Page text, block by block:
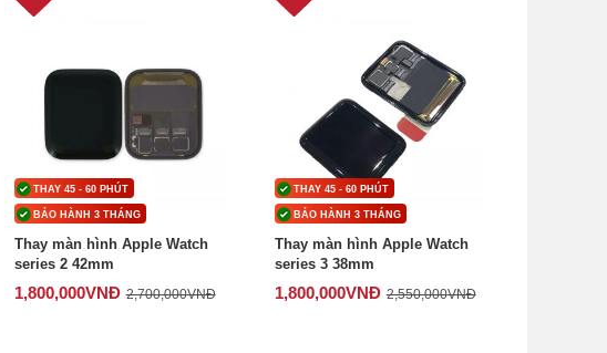
THAY 45 - 60 PHÚT
BẢO HÀNH 3 THÁNG
Thay màn hình Apple Watch
series 2 42mm
1,800,000VNĐ 2,700,000VNĐ
THAY 45 - 60 PHÚT
BẢO HÀNH 3 THÁNG
Thay màn hình Apple Watch
series 3 38mm
1,800,000VNĐ 2,550,000VNĐ